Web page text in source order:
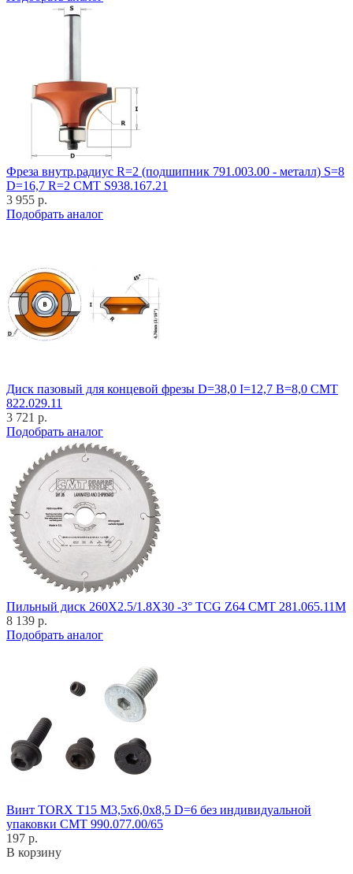
Фреза внутр.радиус R=2 (подшипник 791.003.00 - металл) S=8
D=16,7 R=2 CMT S938.167.21
3 955 р.
Подобрать аналог
Диск пазовый для концевой фрезы D=38,0 I=12,7 B=8,0 CMT
822.029.11
3 721 р.
Подобрать аналог
Пильный диск 260X2.5/1.8X30 -3° TCG Z64 CMT 281.065.11M
8 139 р.
Подобрать аналог
Винт TORX T15 M3,5x6,0x8,5 D=6 без индивидуальной
упаковки CMT 990.077.00/65
197 р.
В корзину